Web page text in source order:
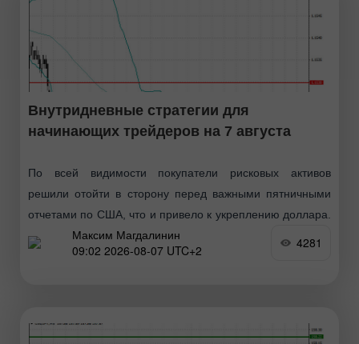
Внутридневные стратегии для
начинающих трейдеров на 7 августа
По всей видимости покупатели рисковых активов
решили отойти в сторону перед важными пятничными
отчетами по США, что и привело к укреплению доллара.
Вчерашний отчёт по рынку труда также оказал
поддержку
Максим Магдалинин
09:02 2026-08-07 UTC+2
4281